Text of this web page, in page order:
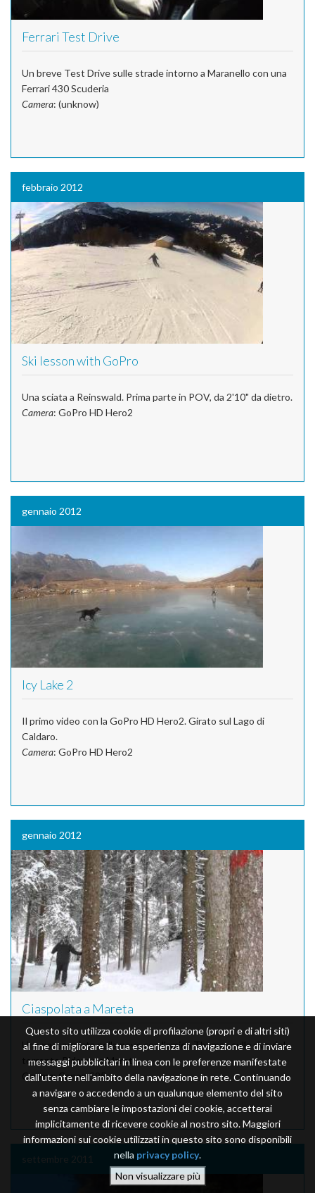
Ferrari Test Drive
Un breve Test Drive sulle strade intorno a Maranello con una
Ferrari 430 Scuderia
Camera: (unknow)
febbraio 2012
Ski lesson with GoPro
Una sciata a Reinswald. Prima parte in POV, da 2'10" da dietro.
Camera: GoPro HD Hero2
gennaio 2012
Icy Lake 2
Il primo video con la GoPro HD Hero2. Girato sul Lago di
Caldaro.
Camera: GoPro HD Hero2
gennaio 2012
Ciaspolata a Mareta
Una passeggiata nella neve con l'amico Thomas sulle rive del
torrente Ridanna a Mareta.
Camera: Canon S95
settembre 2011
Questo sito utilizza cookie di profilazione (propri e di altri siti)
al fine di migliorare la tua esperienza di navigazione e di inviare
messaggi pubblicitari in linea con le preferenze manifestate
dall'utente nell'ambito della navigazione in rete. Continuando
a navigare o accedendo a un qualunque elemento del sito
senza cambiare le impostazioni dei cookie, accetterai
implicitamente di ricevere cookie al nostro sito. Maggiori
informazioni sui cookie utilizzati in questo sito sono disponibili
nella privacy policy.